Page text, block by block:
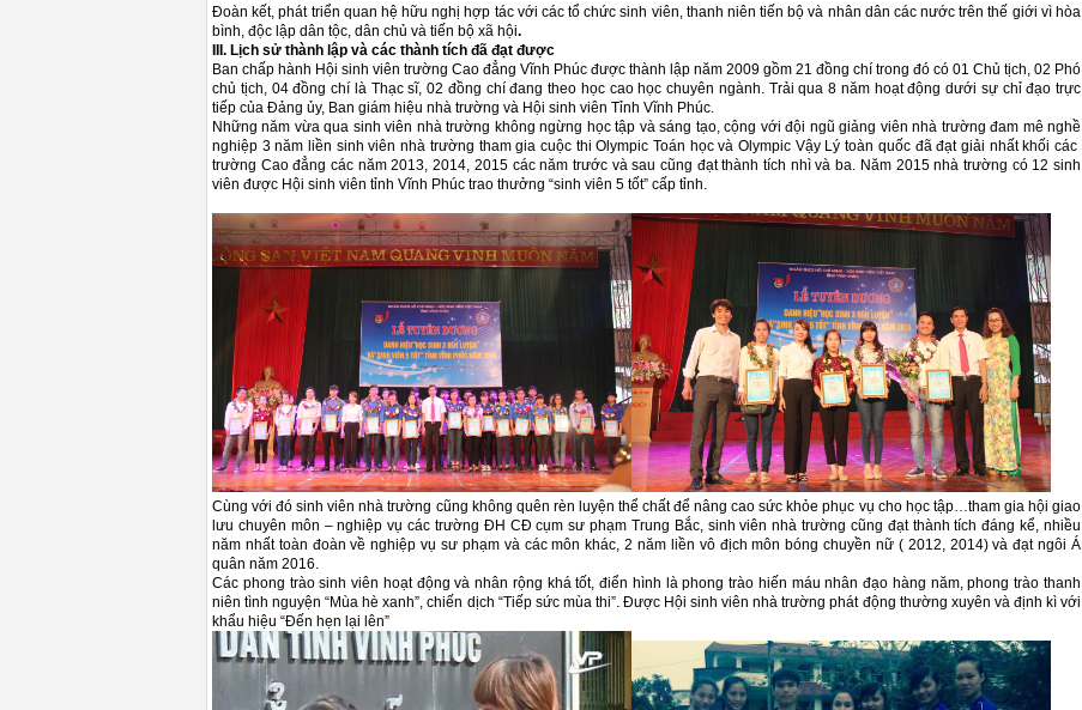
Đoàn kết, phát triển quan hệ hữu nghị hợp tác với các tổ chức sinh viên, thanh niên tiến bộ và nhân dân các nước trên thế giới vì hòa
bình, độc lập dân tộc, dân chủ và tiến bộ xã hội.
III. Lịch sử thành lập và các thành tích đã đạt được
Ban chấp hành Hội sinh viên trường Cao đẳng Vĩnh Phúc được thành lập năm 2009 gồm 21 đồng chí trong đó có 01 Chủ tịch, 02 Phó
chủ tịch, 04 đồng chí là Thạc sĩ, 02 đồng chí đang theo học cao học chuyên ngành. Trải qua 8 năm hoạt động dưới sự chỉ đạo trực
tiếp của Đảng ủy, Ban giám hiệu nhà trường và Hội sinh viên Tỉnh Vĩnh Phúc.
Những năm vừa qua sinh viên nhà trường không ngừng học tập và sáng tạo, cộng với đội ngũ giảng viên nhà trường đam mê nghề
nghiệp 3 năm liền sinh viên nhà trường tham gia cuộc thi Olympic Toán học và Olympic Vậy Lý toàn quốc đã đạt giải nhất khối các
trường Cao đẳng các năm 2013, 2014, 2015 các năm trước và sau cũng đạt thành tích nhì và ba. Năm 2015 nhà trường có 12 sinh
viên được Hội sinh viên tỉnh Vĩnh Phúc trao thưởng “sinh viên 5 tốt” cấp tỉnh.
Cùng với đó sinh viên nhà trường cũng không quên rèn luyện thể chất để nâng cao sức khỏe phục vụ cho học tập…tham gia hội giao
lưu chuyên môn – nghiệp vụ các trường ĐH CĐ cụm sư phạm Trung Bắc, sinh viên nhà trường cũng đạt thành tích đáng kể, nhiều
năm nhất toàn đoàn về nghiệp vụ sư phạm và các môn khác, 2 năm liền vô địch môn bóng chuyền nữ ( 2012, 2014) và đạt ngôi Á
quân năm 2016.
Các phong trào sinh viên hoạt động và nhân rộng khá tốt, điển hình là phong trào hiến máu nhân đạo hàng năm, phong trào thanh
niên tình nguyện “Mùa hè xanh”, chiến dịch “Tiếp sức mùa thi”. Được Hội sinh viên nhà trường phát động thường xuyên và định kì với
khẩu hiệu “Đến hẹn lại lên”